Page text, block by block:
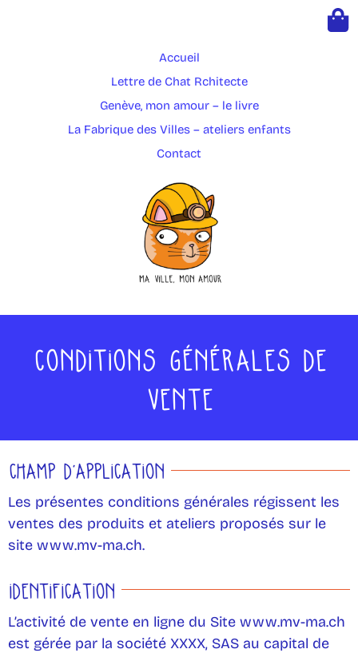
Accueil
Lettre de Chat Rchitecte
Genève, mon amour – le livre
La Fabrique des Villes – ateliers enfants
Contact
CONDITIONS GÉNÉRALES DE
VENTE
Champ d’application
Les présentes conditions générales régissent les
ventes des produits et ateliers proposés sur le
site www.mv-ma.ch.
Identification
L’activité de vente en ligne du Site www.mv-ma.ch
est gérée par la société XXXX, SAS au capital de